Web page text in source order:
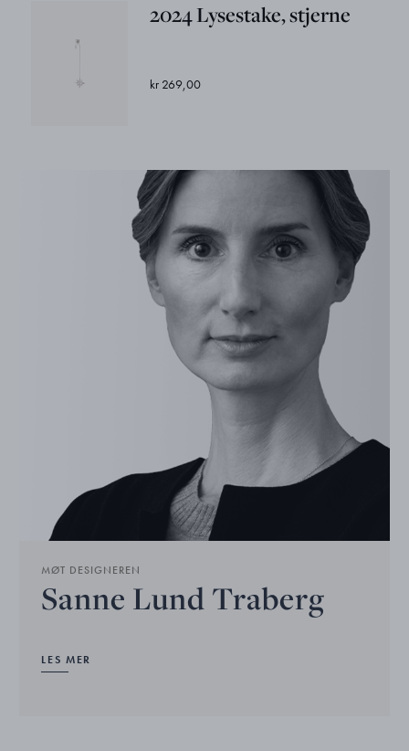
2024 Lysestake, stjerne
kr 269,00
MØT DESIGNEREN
Sanne Lund Traberg
LES MER